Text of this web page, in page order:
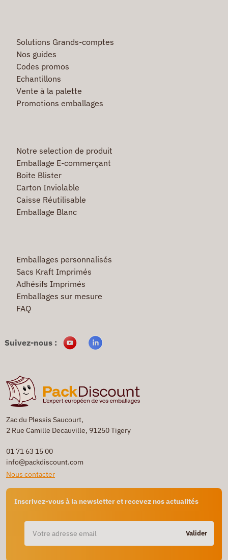
Zac du Plessis Saucourt,
2 Rue Camille Decauville, 91250 Tigery
01 71 63 15 00
info@packdiscount.com
Nous contacter
Inscrivez-vous à la newsletter et recevez nos actualités
Valider
Solutions Grands-comptes
Nos guides
Codes promos
Echantillons
Vente à la palette
Promotions emballages
Notre selection de produit
Emballage E-commerçant
Boite Blister
Carton Inviolable
Caisse Réutilisable
Emballage Blanc
Emballages personnalisés
Sacs Kraft Imprimés
Adhésifs Imprimés
Emballages sur mesure
FAQ
Suivez-nous :